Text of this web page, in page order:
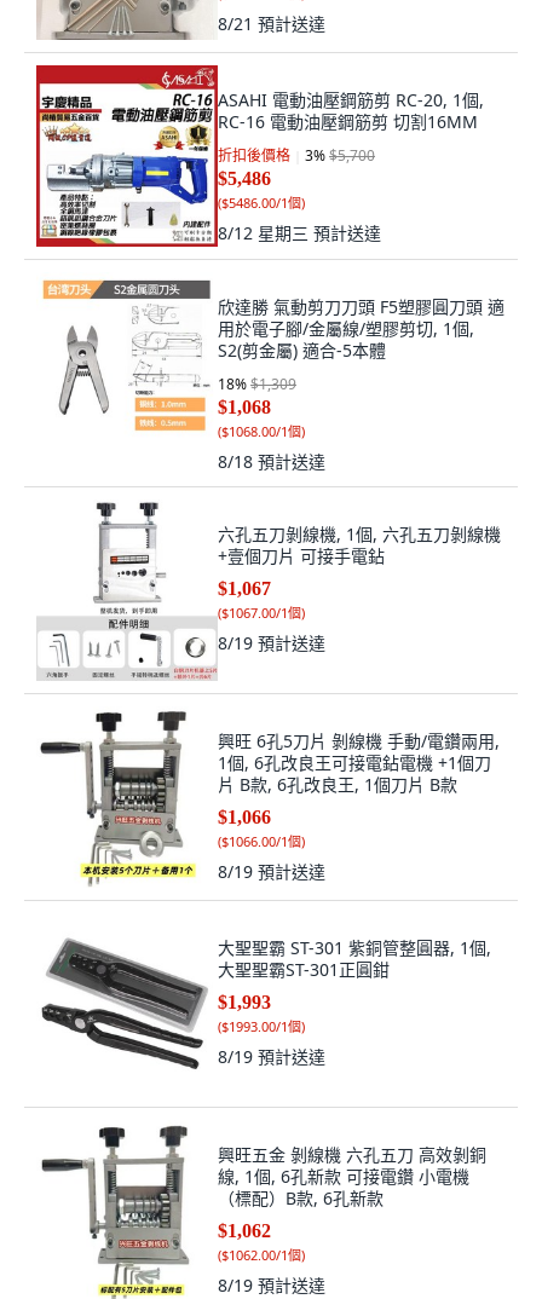
8/21 預計送達
ASAHI 電動油壓鋼筋剪 RC-20, 1個,
RC-16 電動油壓鋼筋剪 切割16MM
折扣後價格 3%$5,700
$5,486
($5486.00/1個)
8/12 星期三 預計送達
欣達勝 氣動剪刀刀頭 F5塑膠圓刀頭 適
用於電子腳/金屬線/塑膠剪切, 1個,
S2(剪金屬) 適合-5本體
18%$1,309
$1,068
($1068.00/1個)
8/18 預計送達
六孔五刀剝線機, 1個, 六孔五刀剝線機
+壹個刀片 可接手電鉆
$1,067
($1067.00/1個)
8/19 預計送達
興旺 6孔5刀片 剝線機 手動/電鑽兩用,
1個, 6孔改良王可接電鉆電機 +1個刀
片 B款, 6孔改良王, 1個刀片 B款
$1,066
($1066.00/1個)
8/19 預計送達
大聖聖霸 ST-301 紫銅管整圓器, 1個,
大聖聖霸ST-301正圓鉗
$1,993
($1993.00/1個)
8/19 預計送達
興旺五金 剝線機 六孔五刀 高效剝銅
線, 1個, 6孔新款 可接電鑽 小電機
（標配）B款, 6孔新款
$1,062
($1062.00/1個)
8/19 預計送達